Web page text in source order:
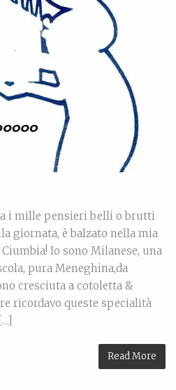
i mille pensieri belli o brutti
giornata, è balzato nella mia
Io sono Milanese, una
pura Meneghina,da
cresciuta a cotoletta &
ricordavo queste specialità
Read More